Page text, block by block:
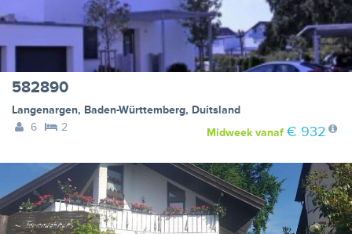
582890
Langenargen, Baden-Württemberg, Duitsland
6
2 Midweekvanaf € 932